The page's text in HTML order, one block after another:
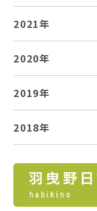
2021年
2020年
2019年
2018年